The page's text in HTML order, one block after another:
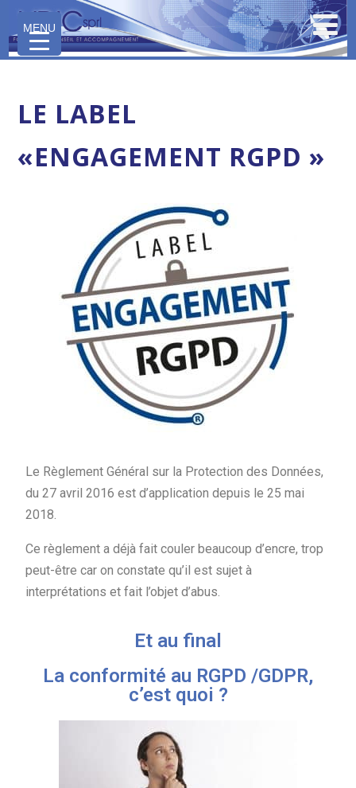
LE LABEL
«ENGAGEMENT RGPD »
Le Règlement Général sur la Protection des Données,
du 27 avril 2016 est d’application depuis le 25 mai
2018.
Ce règlement a déjà fait couler beaucoup d’encre, trop
peut-être car on constate qu’il est sujet à
interprétations et fait l’objet d’abus.
Et au final
La conformité au RGPD /GDPR,
c’est quoi ?
MENU
MENU